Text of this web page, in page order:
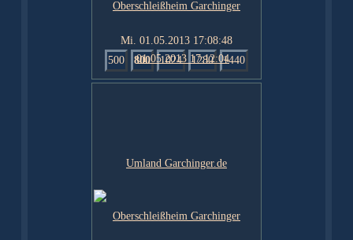
Mi. 01.05.2013 17:08:48
500
800 1024 1280 1440